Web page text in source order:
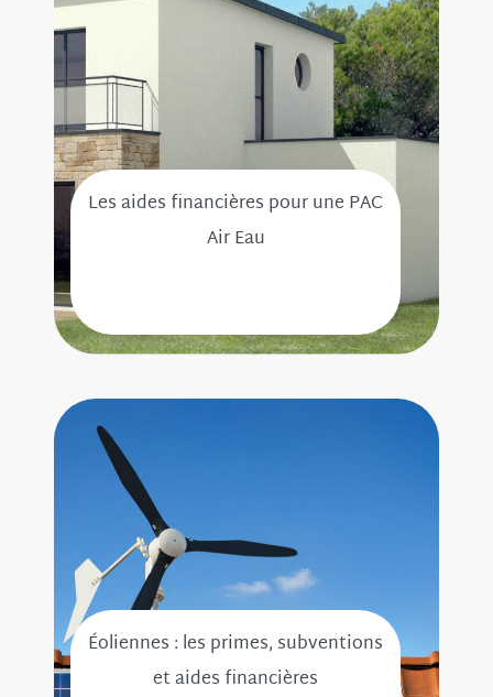
Les aides financières pour une PAC
Air Eau
Éoliennes : les primes, subventions
et aides financières